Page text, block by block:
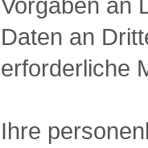
Daten an
erforderliche
Ihre